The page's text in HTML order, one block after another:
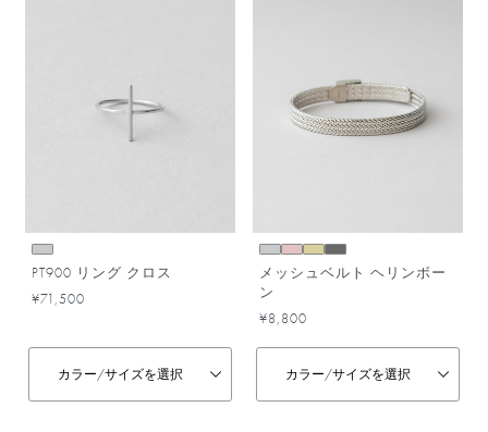
PT900 リング クロス
¥71,500
カラー/サイズを選択
メッシュベルト ヘリンボー
ン
¥8,800
カラー/サイズを選択